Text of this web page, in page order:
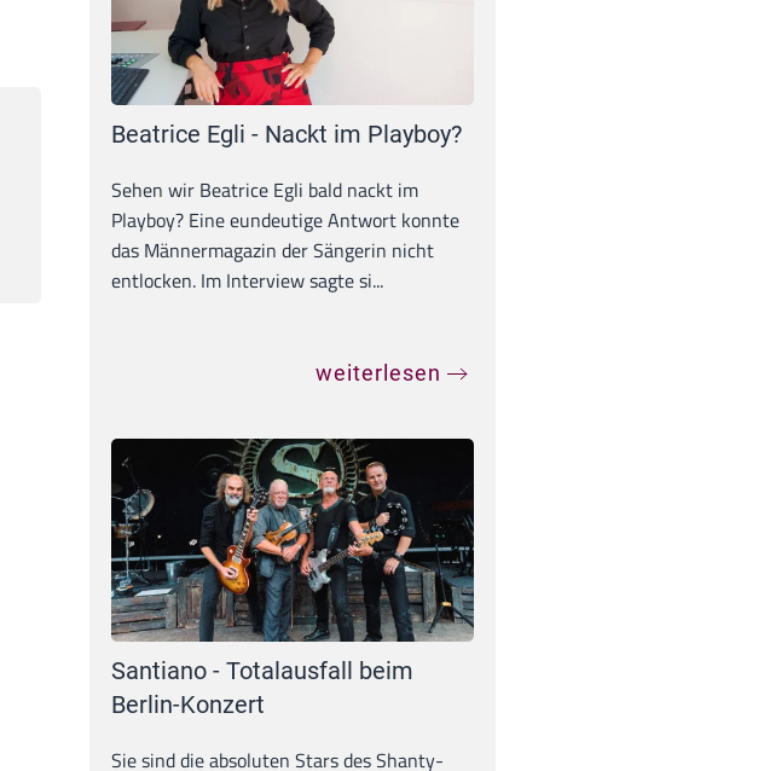
Beatrice Egli - Nackt im Playboy?
Sehen wir Beatrice Egli bald nackt im
Playboy? Eine eundeutige Antwort konnte
das Männermagazin der Sängerin nicht
entlocken. Im Interview sagte si...
weiterlesen
Santiano - Totalausfall beim
Berlin-Konzert
Sie sind die absoluten Stars des Shanty-